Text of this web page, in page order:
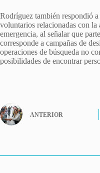
Rodríguez también respondió
voluntarios relacionadas con la
emergencia, al señalar que
corresponde a campañas de
operaciones de búsqueda no
posibilidades de encontrar
ANTERIOR